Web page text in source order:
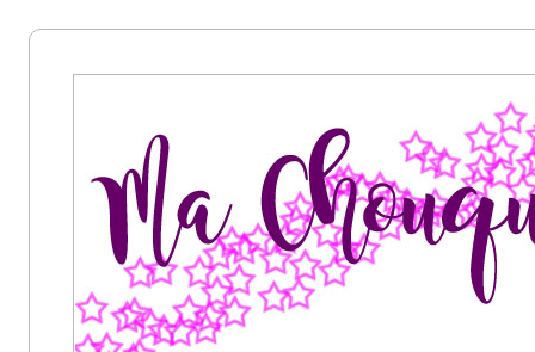
Ma
chouquette
d'amour